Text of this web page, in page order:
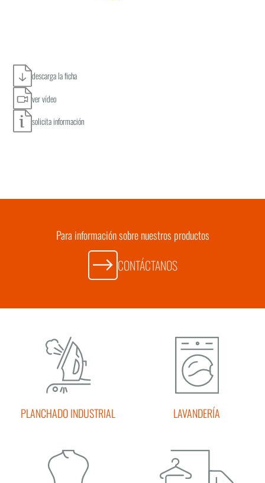
descarga la ficha
ver vídeo
solicita información
Para información sobre nuestros productos
CONTÁCTANOS
PLANCHADO INDUSTRIAL LAVANDERÍA